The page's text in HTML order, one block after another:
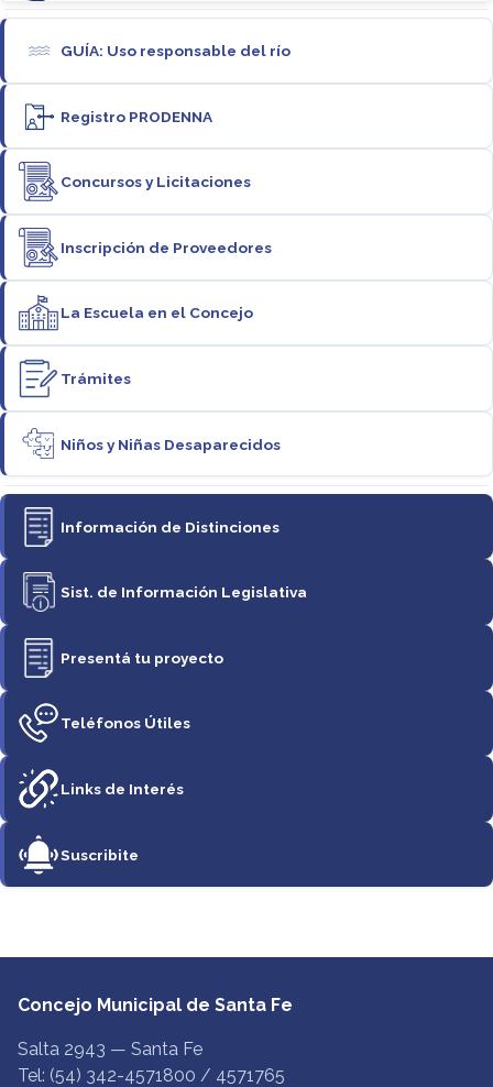
GUÍA: Uso responsable del río
Registro PRODENNA
Concursos y Licitaciones
Inscripción de Proveedores
La Escuela en el Concejo
Trámites
Niños y Niñas Desaparecidos
Información de Distinciones
Sist. de Información Legislativa
Presentá tu proyecto
Teléfonos Útiles
Links de Interés
Suscribite
Concejo Municipal de Santa Fe
Salta 2943 — Santa Fe
Tel: (54) 342-4571800 / 4571765